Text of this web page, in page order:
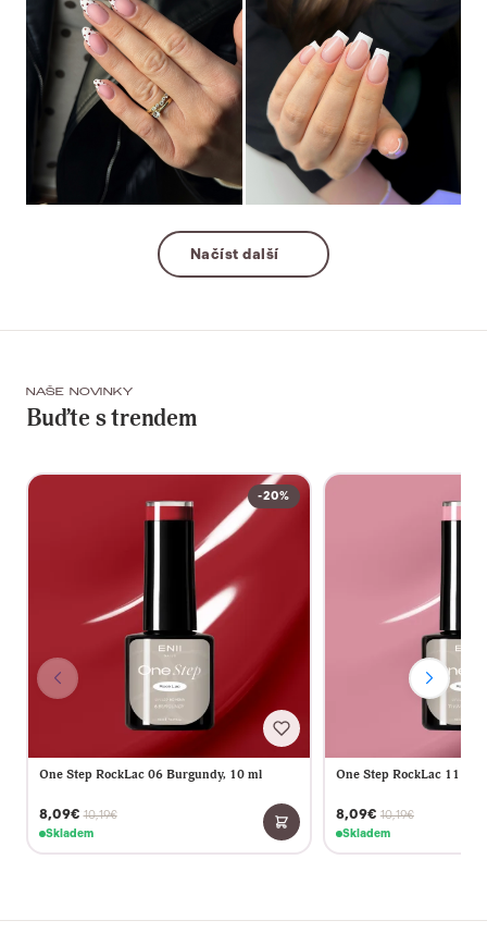
Načíst další
NAŠE NOVINKY
Buďte s trendem
-20%
One Step RockLac 06 Burgundy, 10 ml
8,09€ 10,19€
Skladem
One Step RockLac 11
8,09€ 10,19€
Skladem